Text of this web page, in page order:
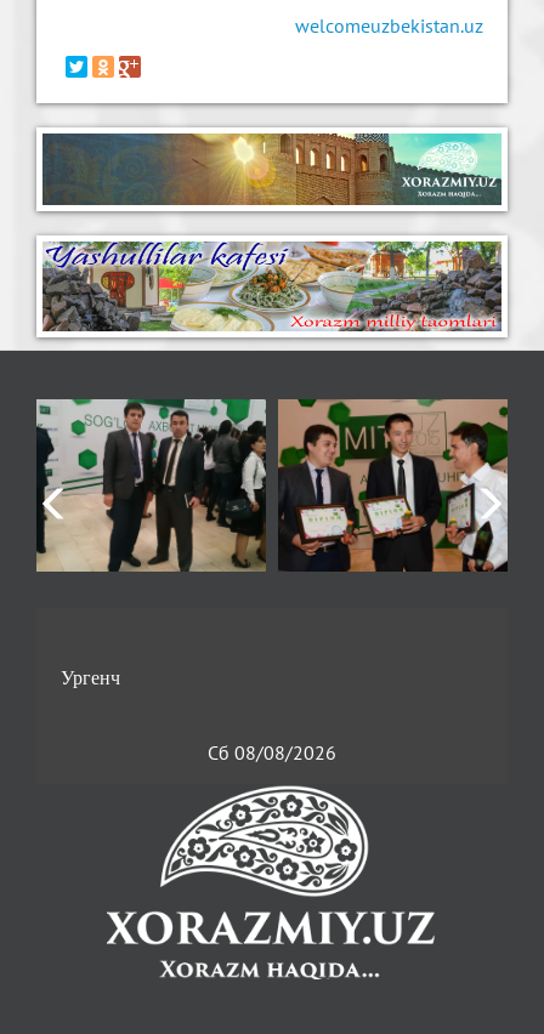
welcomeuzbekistan.uz
Сб 08/08/2026